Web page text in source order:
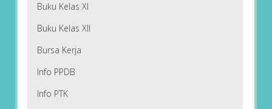
Buku Kelas XI
Buku Kelas XII
Bursa Kerja
Info PPDB
Info PTK